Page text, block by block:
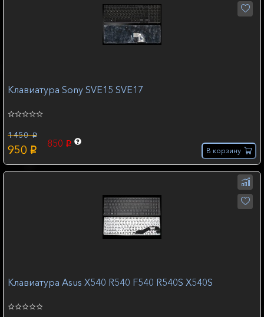
Клавиатура Sony SVE15 SVE17
1 450 p
950 p
850 p
В корзину
Клавиатура Asus X540 R540 F540 R540S X540S